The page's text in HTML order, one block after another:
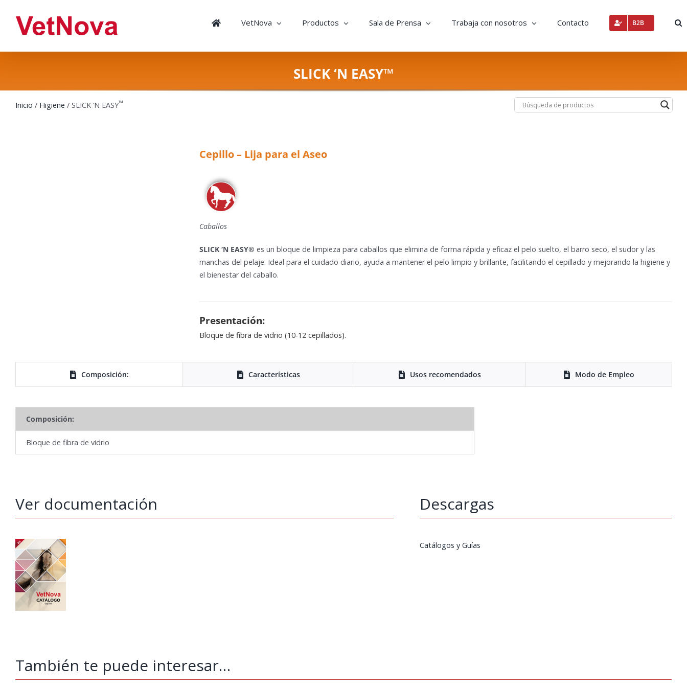
content
VetNova Productos Sala de Prensa Trabaja con nosotros Contacto B2B
SLICK ‘N EASY™
Inicio / Higiene / SLICK ‘N EASY™
Cepillo – Lija para el Aseo
Caballos
SLICK ‘N EASY® es un bloque de limpieza para caballos que elimina de forma rápida y eficaz el pelo suelto, el barro seco, el sudor y las
manchas del pelaje. Ideal para el cuidado diario, ayuda a mantener el pelo limpio y brillante, facilitando el cepillado y mejorando la higiene y
el bienestar del caballo.
Presentación:
Bloque de fibra de vidrio (10-12 cepillados).
Composición: Características Usos recomendados Modo de Empleo
Composición:
Bloque de fibra de vidrio
Ver documentación Descargas
Catálogos y Guías
También te puede interesar…